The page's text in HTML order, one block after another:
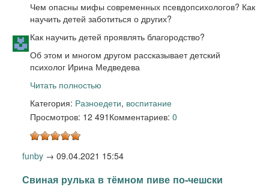
Чем опасны мифы современных псевдопсихологов? Как
научить детей заботиться о других?
Как научить детей проявлять благородство?
Об этом и многом другом рассказывает детский
психолог Ирина Медведева
Читать полностью
Категория: Разноедети, воспитание
Просмотров: 12 491 Комментариев: 0
funby → 09.04.2021 15:54
Свиная рулька в тёмном пиве по-чешски